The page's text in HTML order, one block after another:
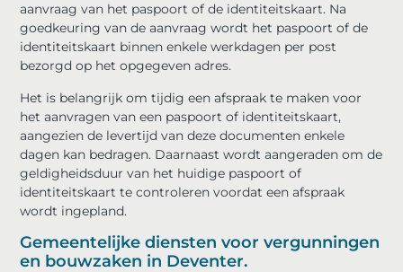
aanvraag van het paspoort of de identiteitskaart. Na
goedkeuring van de aanvraag wordt het paspoort of de
identiteitskaart binnen enkele werkdagen per post
bezorgd op het opgegeven adres.
Het is belangrijk om tijdig een afspraak te maken voor
het aanvragen van een paspoort of identiteitskaart,
aangezien de levertijd van deze documenten enkele
dagen kan bedragen. Daarnaast wordt aangeraden om de
geldigheidsduur van het huidige paspoort of
identiteitskaart te controleren voordat een afspraak
wordt ingepland.
Gemeentelijke diensten voor vergunningen
en bouwzaken in Deventer.